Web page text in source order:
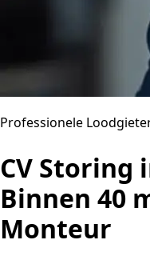
Professionele
CV Storing
Binnen 40
Monteur